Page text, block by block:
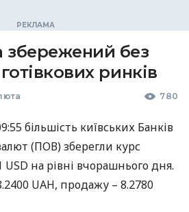
збережений без
ринків
780
більшість київських Банків
(ПОВ) зберегли курс
USD на рівні вчорашнього дня.
UAH, продажу – 8.2780